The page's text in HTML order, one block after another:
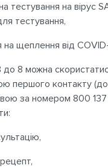
тестування на вірус
тестування,
на щеплення від
до 8 можна
першого контакту
за номером 800